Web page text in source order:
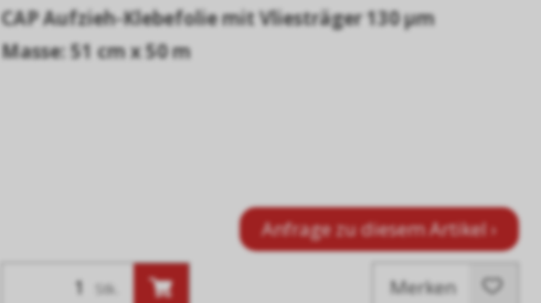
CAP Aufzieh-Klebefolie mit Vliesträger 130 µm
Masse: 51 cm x 50 m
Anfrage zu diesem Artikel ›
Stk. Merken